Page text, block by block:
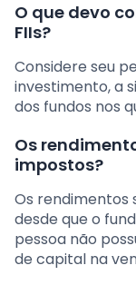
O que devo
FIIs?
Considere seu
investimento, a
dos fundos nos
Os
impostos?
Os rendimentos
desde que o
pessoa não
de capital na